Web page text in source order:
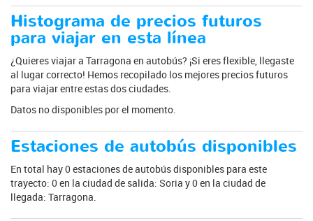
Histograma de precios futuros
para viajar en esta línea
¿Quieres viajar a Tarragona en autobús? ¡Si eres flexible, llegaste
al lugar correcto! Hemos recopilado los mejores precios futuros
para viajar entre estas dos ciudades.
Datos no disponibles por el momento.
Estaciones de autobús disponibles
En total hay 0 estaciones de autobús disponibles para este
trayecto: 0 en la ciudad de salida: Soria y 0 en la ciudad de
llegada: Tarragona.